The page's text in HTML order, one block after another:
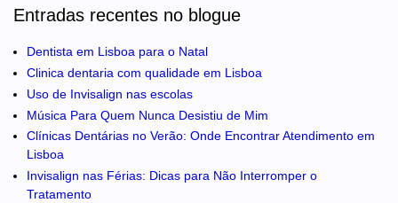
Entradas recentes no blogue
Dentista em Lisboa para o Natal
Clinica dentaria com qualidade em Lisboa
Uso de Invisalign nas escolas
Música Para Quem Nunca Desistiu de Mim
Clínicas Dentárias no Verão: Onde Encontrar Atendimento em
Lisboa
Invisalign nas Férias: Dicas para Não Interromper o
Tratamento